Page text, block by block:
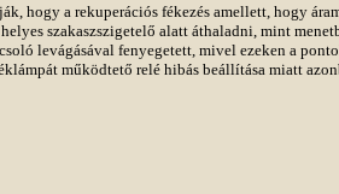
hogy a rekuperációs fékezés amellett, hogy
szakaszszigetelő alatt áthaladni, mint
levágásával fenyegetett, mivel ezeken a
működtető relé hibás beállítása miatt